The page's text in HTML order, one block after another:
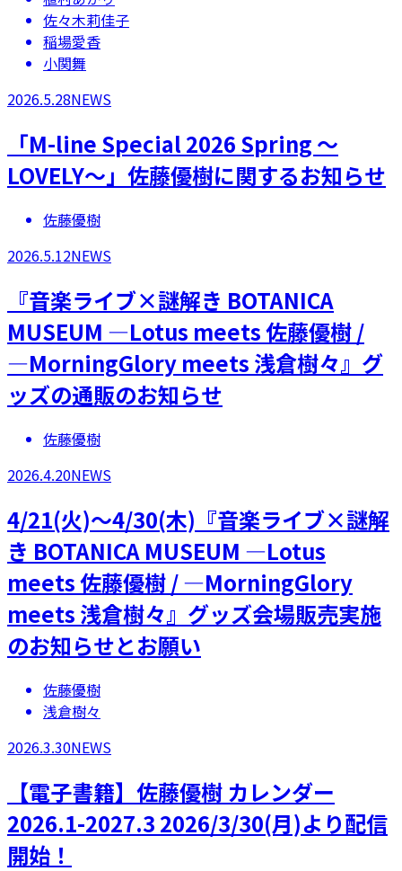
佐々木莉佳子
稲場愛香
小関舞
2026.5.28NEWS
​「M-line Special 2026 Spring ～
LOVELY～」佐藤優樹に関するお知らせ
佐藤優樹
2026.5.12NEWS
『音楽ライブ×謎解き BOTANICA
MUSEUM ―Lotus meets 佐藤優樹 /
―MorningGlory meets 浅倉樹々』グ
ッズの通販のお知らせ
佐藤優樹
2026.4.20NEWS
4/21(火)～4/30(木)『音楽ライブ×謎解
き BOTANICA MUSEUM ―Lotus
meets 佐藤優樹 / ―MorningGlory
meets 浅倉樹々』グッズ会場販売実施
のお知らせとお願い
佐藤優樹
浅倉樹々
2026.3.30NEWS
【電子書籍】佐藤優樹 カレンダー
2026.1-2027.3 2026/3/30(月)より配信
開始！